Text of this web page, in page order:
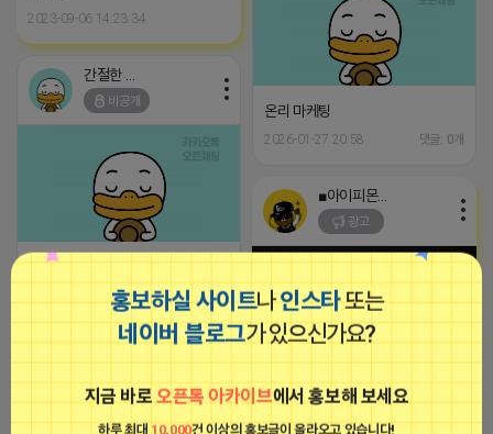
홍보하실 사이트나인스타또는
네이버 블로그가 있으신가요?
지금 바로오픈톡 아카이브에서 홍보해 보세요
하루 최대 10,000건 이상의 홍보글이 올라오고 있습니다!
2023-09-06 14:23:34
온리 마케팅
2026-01-27 20:58 댓글: 0개
비공개
■아이피몬스터■
광고
[아이피몬스터] 전국 최저가 마케팅
간절한 앙몬드